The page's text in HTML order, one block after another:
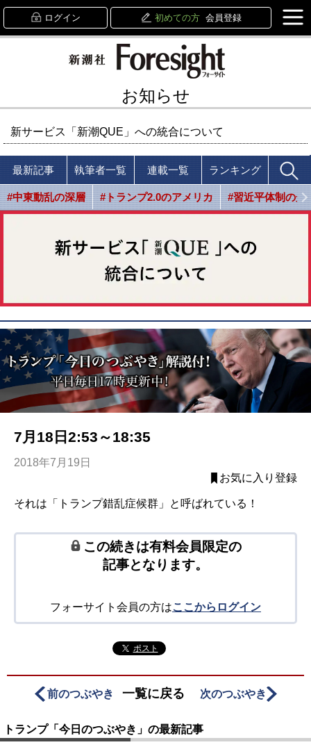
ログイン 初めての方 会員登録
お知らせ
新サービス「新潮QUE」への統合について
最新記事 執筆者一覧 連載一覧 ランキング
#中東動乱の深層 #トランプ2.0のアメリカ #習近平体制の光
7月18日2:53～18:35
2018年7月19日
お気に入り登録
それは「トランプ錯乱症候群」と呼ばれている！
この続きは有料会員限定の
記事となります。
フォーサイト会員の方はここからログイン
ポスト
前のつぶやき 一覧に戻る 次のつぶやき
トランプ「今日のつぶやき」の最新記事